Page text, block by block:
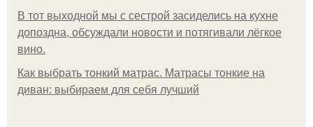
В тот выходной мы с сестрой засиделись на кухне
допоздна, обсуждали новости и потягивали лёгкое
вино.
Как выбрать тонкий матрас. Матрасы тонкие на
диван: выбираем для себя лучший